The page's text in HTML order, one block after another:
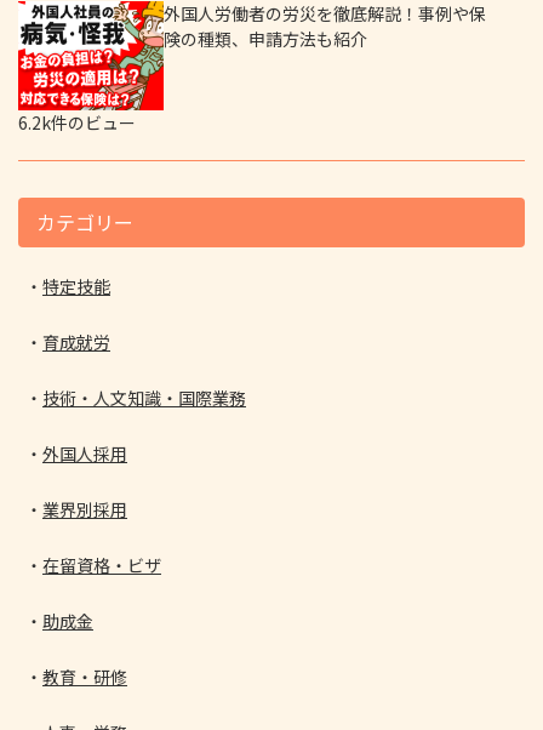
外国人労働者の労災を徹底解説！事例や保
険の種類、申請方法も紹介
6.2k件のビュー
カテゴリー
特定技能
育成就労
技術・人文知識・国際業務
外国人採用
業界別採用
在留資格・ビザ
助成金
教育・研修